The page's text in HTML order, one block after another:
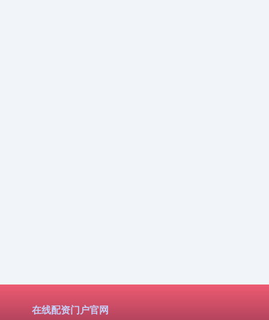
在线配资门户官网